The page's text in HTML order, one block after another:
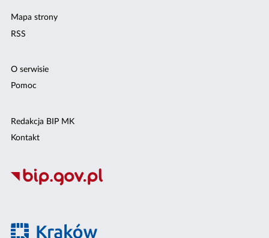
Mapa strony
RSS
O serwisie
Pomoc
Redakcja BIP MK
Kontakt